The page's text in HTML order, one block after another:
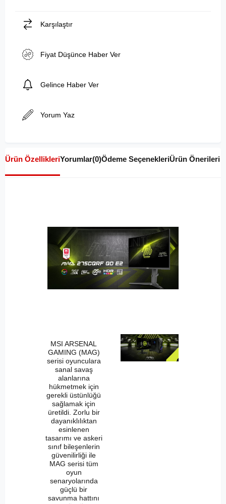
Karşılaştır
Fiyat Düşünce Haber Ver
Gelince Haber Ver
Yorum Yaz
Ürün ÖzellikleriYorumlar(0)Ödeme SeçenekleriÜrün Önerileri
MSI ARSENAL
GAMING (MAG)
serisi oyunculara
sanal savaş
alanlarına
hükmetmek için
gerekli üstünlüğü
sağlamak için
üretildi. Zorlu bir
dayanıklılıktan
esinlenen
tasarımı ve askeri
sınıf bileşenlerin
güvenilirliği ile
MAG serisi tüm
oyun
senaryolarında
güçlü bir
savunma hattını